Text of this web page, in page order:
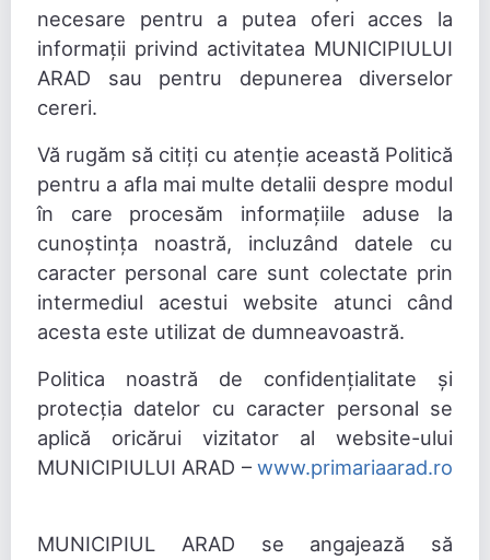
necesare pentru a putea oferi acces la
informații privind activitatea MUNICIPIULUI
ARAD sau pentru depunerea diverselor
cereri.
Vă rugăm să citiți cu atenție această Politică
pentru a afla mai multe detalii despre modul
în care procesăm informațiile aduse la
cunoștința noastră, incluzând datele cu
caracter personal care sunt colectate prin
intermediul acestui website atunci când
acesta este utilizat de dumneavoastră.
Politica noastră de confidențialitate și
protecția datelor cu caracter personal se
aplică oricărui vizitator al website-ului
MUNICIPIULUI ARAD –www.primariaarad.ro
MUNICIPIUL ARAD se angajează să